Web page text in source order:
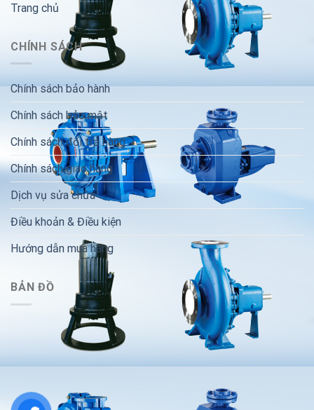
Trang chủ
CHÍNH SÁCH
Chính sách bảo hành
Chính sách bảo mật
Chính sách đổi trả hàng
Chính sách giao hàng
Dịch vụ sửa chữa
Điều khoản & Điều kiện
Hướng dẫn mua hàng
BẢN ĐỒ